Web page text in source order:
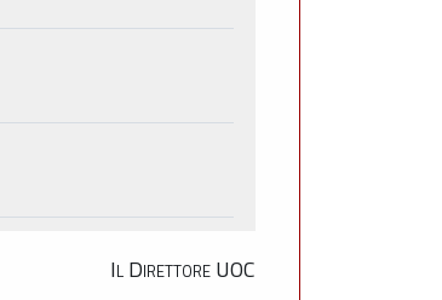
Il Direttore UOC